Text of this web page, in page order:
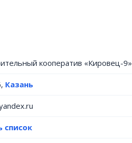
кооператив «Кировец-9»
Казань
список